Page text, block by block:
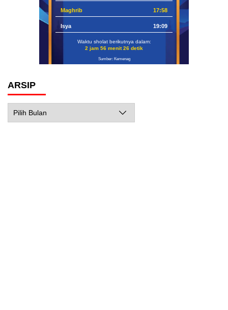
Maghrib 17:58
Isya 19:09
Waktu sholat berikutnya dalam:
2 jam 56 menit 25 detik
Sumber: Kemenag
ARSIP